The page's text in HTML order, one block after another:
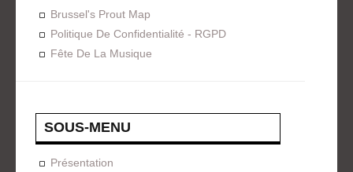
Design For Everyone
Publications
FORMATION
Programmées
A La Demande
Brussel's Prout Map
Politique De Confidentialité - RGPD
Fête De La Musique
SOUS-MENU
Présentation